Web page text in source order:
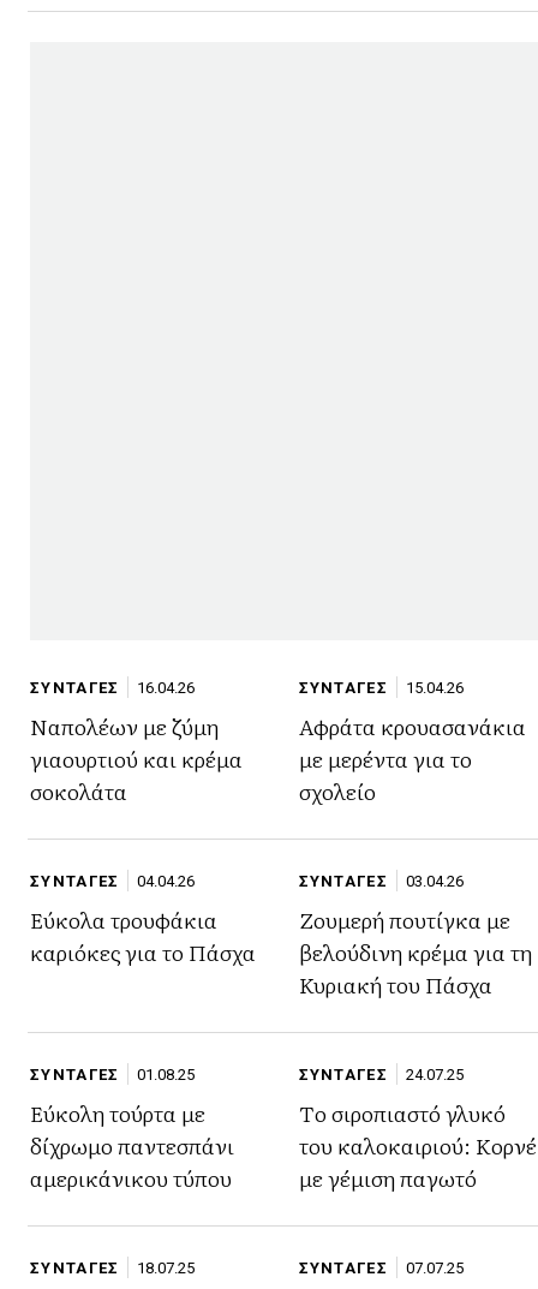
ΣΥΝΤΑΓΕΣ 16.04.26
Ναπολέων με ζύμη
γιαουρτιού και κρέμα
σοκολάτα
ΣΥΝΤΑΓΕΣ 15.04.26
Αφράτα κρουασανάκια
με μερέντα για το
σχολείο
ΣΥΝΤΑΓΕΣ 04.04.26
Εύκολα τρουφάκια
καριόκες για το Πάσχα
ΣΥΝΤΑΓΕΣ 03.04.26
Ζουμερή πουτίγκα με
βελούδινη κρέμα για τη
Κυριακή του Πάσχα
ΣΥΝΤΑΓΕΣ 01.08.25
Εύκολη τούρτα με
δίχρωμο παντεσπάνι
αμερικάνικου τύπου
ΣΥΝΤΑΓΕΣ 24.07.25
Tο σιροπιαστό γλυκό
του καλοκαιριού: Kορνέ
με γέμιση παγωτό
ΣΥΝΤΑΓΕΣ 18.07.25 ΣΥΝΤΑΓΕΣ 07.07.25